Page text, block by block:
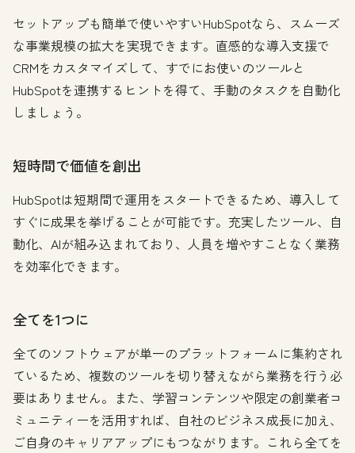
セットアップも簡単で使いやすいHubSpotなら、スムーズ
な事業規模の拡大を実現できます。直感的な導入支援で
CRMをカスタマイズして、すでにお使いのツールと
HubSpotを連携するヒントを得て、手動のタスクを自動化
しましょう。
短時間で価値を創出
HubSpotは短期間で運用をスタートできるため、導入して
すぐに成果を挙げることが可能です。充実したツール、自
動化、AIが組み込まれており、人員を増やすことなく業務
を効率化できます。
全てを1つに
全てのソフトウェアが単一のプラットフォームに集約され
ているため、複数のツールを切り替えながら業務を行う必
要はありません。また、学習コンテンツや限定の創業者コ
ミュニティーを活用すれば、自社のビジネス成長に加え、
ご自身のキャリアアップにもつながります。これら全てを